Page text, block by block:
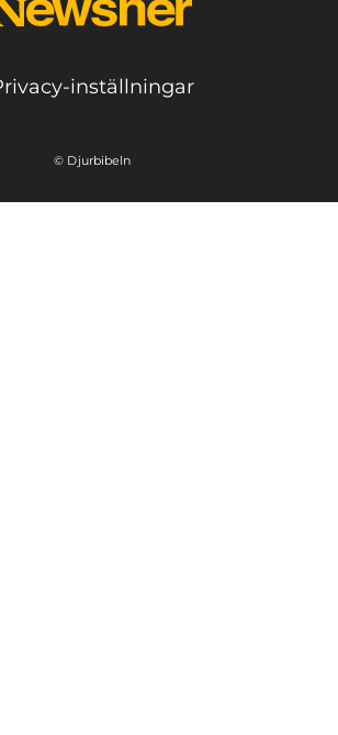
inställningar
© Djurbibeln